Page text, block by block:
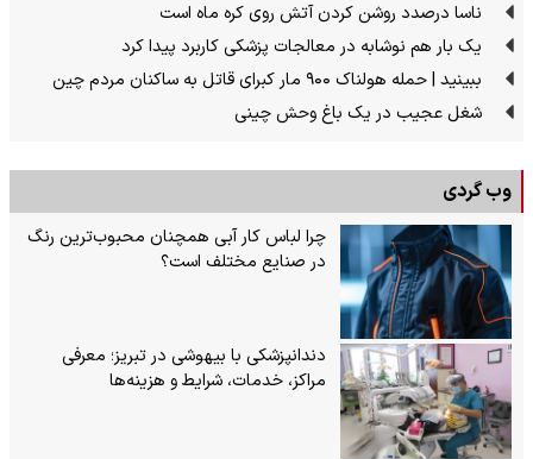
ناسا درصدد روشن کردن آتش روی کره ماه است
یک بار هم نوشابه در معالجات پزشکی کاربرد پیدا کرد
ببینید | حمله هولناک ۹۰۰ مار کبرای قاتل به ساکنان مردم چین
شغل عجیب در یک باغ وحش چینی
وب گردی
چرا لباس کار آبی همچنان محبوب‌ترین رنگ
در صنایع مختلف است؟
دندانپزشکی با بیهوشی در تبریز؛ معرفی
مراکز، خدمات، شرایط و هزینه‌ها